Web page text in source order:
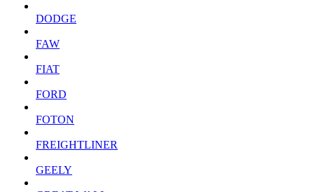
DODGE
FAW
FIAT
FORD
FOTON
FREIGHTLINER
GEELY